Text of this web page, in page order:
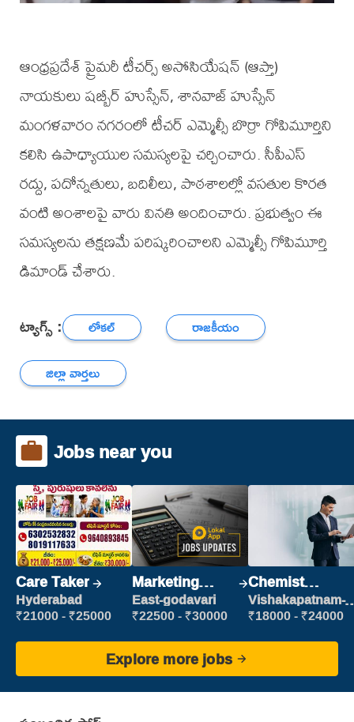
ఆంధ్రప్రదేశ్ ప్రైమరీ టీచర్స్ అసోసియేషన్ (ఆప్తా)
నాయకులు షబ్బీర్ హుస్సేన్, శానవాజ్ హుస్సేన్
మంగళవారం నగరంలో టీచర్ ఎమ్మెల్సీ బొర్రా గోపిమూర్తిని
కలిసి ఉపాధ్యాయుల సమస్యలపై చర్చించారు. సీపీఎస్
రద్దు, పదోన్నతులు, బదిలీలు, పాఠశాలల్లో వసతుల కొరత
వంటి అంశాలపై వారు వినతి అందించారు. ప్రభుత్వం ఈ
సమస్యలను తక్షణమే పరిష్కరించాలని ఎమ్మెల్సీ గోపిమూర్తి
డిమాండ్ చేశారు.
ట్యాగ్స్ : లోకల్
రాజకీయం
జిల్లా వార్తలు
Jobs near you
Care Taker
Hyderabad
₹21000 - ₹25000
Marketing
Executive
East-godavari
₹22500 - ₹30000
Chemist
Production
Executive
Vishakapatnam-
new
₹18000 - ₹24000
Explore more jobs